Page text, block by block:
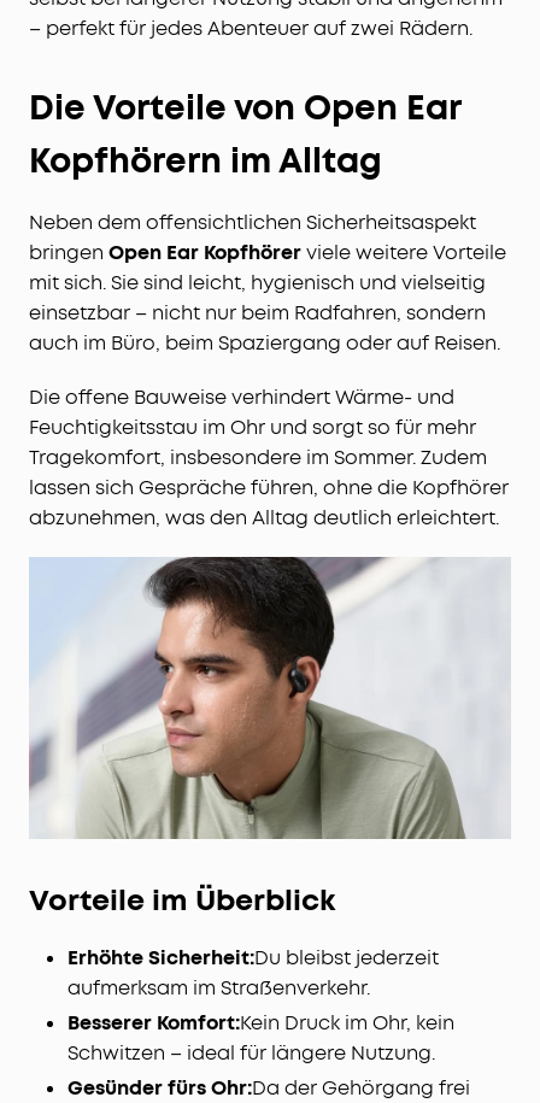
– perfekt für jedes Abenteuer auf zwei Rädern.
Die Vorteile von Open Ear
Kopfhörern im Alltag
Neben dem offensichtlichen Sicherheitsaspekt
bringen Open Ear Kopfhörerviele weitere Vorteile
mit sich. Sie sind leicht, hygienisch und vielseitig
einsetzbar – nicht nur beim Radfahren, sondern
auch im Büro, beim Spaziergang oder auf Reisen.
Die offene Bauweise verhindert Wärme- und
Feuchtigkeitsstau im Ohr und sorgt so für mehr
Tragekomfort, insbesondere im Sommer. Zudem
lassen sich Gespräche führen, ohne die Kopfhörer
abzunehmen, was den Alltag deutlich erleichtert.
Vorteile im Überblick
Erhöhte Sicherheit:Du bleibst jederzeit
aufmerksam im Straßenverkehr.
Besserer Komfort:Kein Druck im Ohr, kein
Schwitzen – ideal für längere Nutzung.
Gesünder fürs Ohr:Da der Gehörgang frei